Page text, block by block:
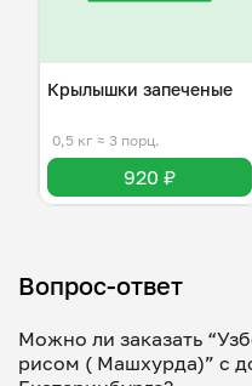
Крылышки запеченые
0,5 кг ≈ 3 порц.
920 ₽
Вопрос-ответ
Можно ли заказать
рисом ( Машхурда)” с